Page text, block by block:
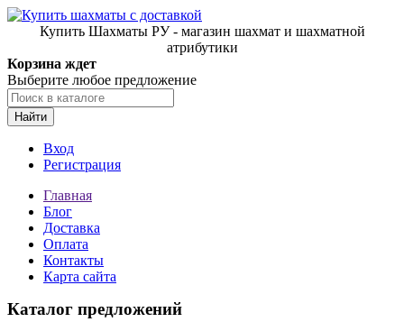
Купить Шахматы РУ - магазин шахмат и шахматной
атрибутики
Корзина ждет
Выберите любое предложение
Найти
Вход
Регистрация
Главная
Блог
Доставка
Оплата
Контакты
Карта сайта
Каталог предложений